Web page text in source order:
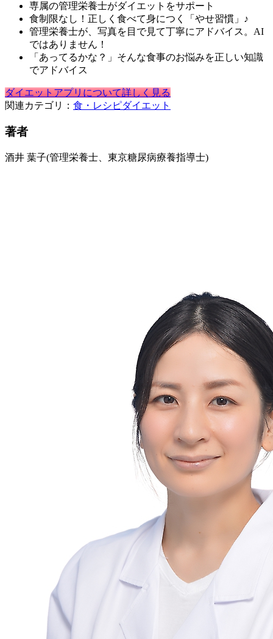
専属の管理栄養士がダイエットをサポート
食制限なし！正しく食べて身につく「やせ習慣」♪
管理栄養士が、写真を目で見て丁寧にアドバイス。AI
ではありません！
「あってるかな？」そんな食事のお悩みを正しい知識
でアドバイス
ダイエットアプリについて詳しく見る
関連カテゴリ： 食・レシピダイエット
著者
酒井 葉子(管理栄養士、東京糖尿病療養指導士)